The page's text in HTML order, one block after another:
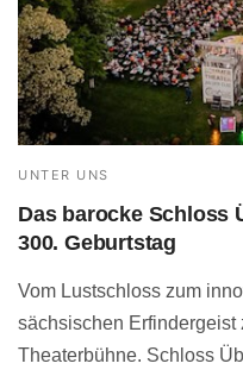
UNTER UNS
Das barocke Schloss
300. Geburtstag
Vom Lustschloss zum
sächsischen Erfindergeist
Theaterbühne. Schloss